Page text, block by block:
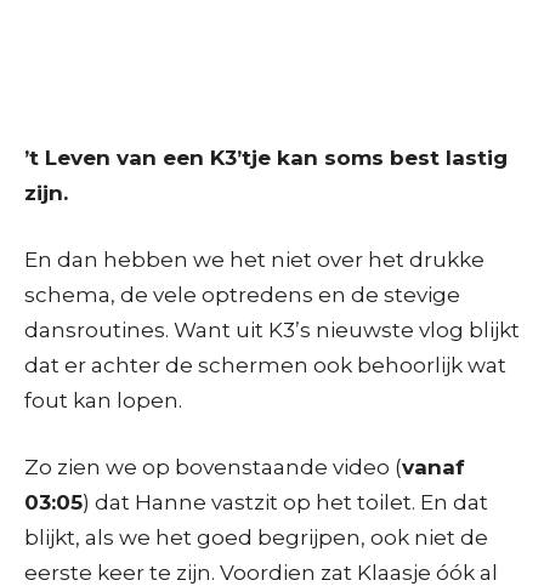
’t Leven van een K3’tje kan soms best lastig
zijn.
En dan hebben we het niet over het drukke
schema, de vele optredens en de stevige
dansroutines. Want uit K3’s nieuwste vlog blijkt
dat er achter de schermen ook behoorlijk wat
fout kan lopen.
Zo zien we op bovenstaande video (vanaf
03:05) dat Hanne vastzit op het toilet. En dat
blijkt, als we het goed begrijpen, ook niet de
eerste keer te zijn. Voordien zat Klaasje óók al